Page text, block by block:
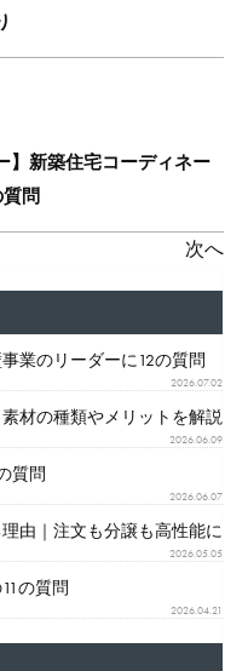
】新築住宅コーディネー
問
次へ
業のリーダーに12の質問
2026.07.02
材の種類やメリットを解説
2026.06.09
質問
2026.06.07
由｜注文も分譲も高性能に
2026.05.05
の質問
2026.04.21